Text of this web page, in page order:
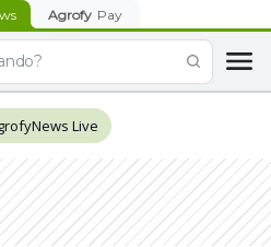
Agrofy Pay
Live